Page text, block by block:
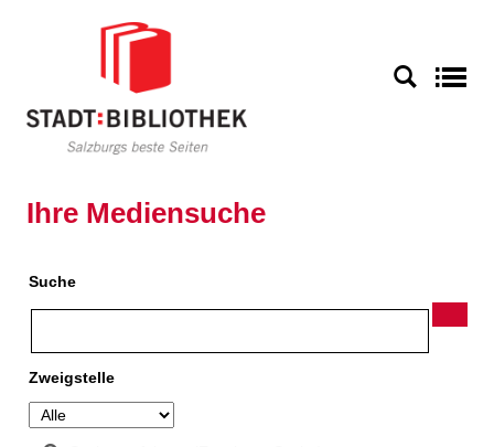
Ihre Mediensuche
Suche
Zweigstelle